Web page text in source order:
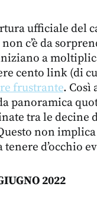
ufficiale del
c’è da
a
cento link (di
frustrante. Così
panoramica
tra le decine
non
d’occhio
2022